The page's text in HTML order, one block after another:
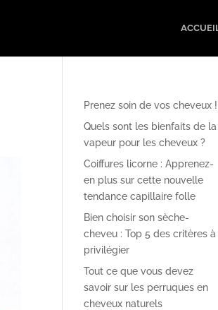
Prenez soin de vos cheveux !
Quels sont les bienfaits de la
vapeur pour les cheveux ?
Coiffures licorne : Apprenez-
en plus sur cette nouvelle
tendance capillaire folle
Bien choisir son sèche-
cheveu : Top 5 des critères à
privilégier
Tout ce que vous devez
savoir sur les perruques en
cheveux naturels